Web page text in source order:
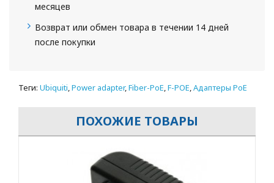
месяцев
Возврат или обмен товара в течении 14 дней
после покупки
Теги: Ubiquiti,Power adapter,Fiber-PoE,F-POE,Адаптеры PoE
ПОХОЖИЕ ТОВАРЫ